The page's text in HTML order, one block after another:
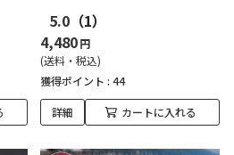
5.0 （1）
4,480円
(送料・税込)
獲得ポイント : 44
詳細 カートに入れる